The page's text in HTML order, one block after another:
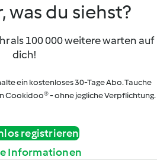
was du siehst?
als 100 000 weitere warten auf
dich!
ein kostenloses 30-Tage Abo. Tauche
Cookidoo® - ohne jegliche Verpflichtung.
registrieren
Informationen